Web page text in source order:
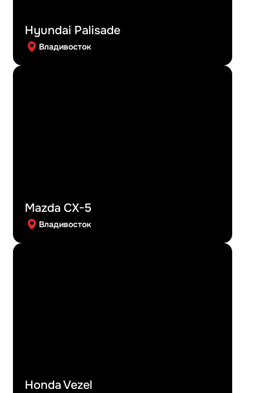
Hyundai Palisade
Владивосток
Mazda CX-5
Владивосток
Honda Vezel